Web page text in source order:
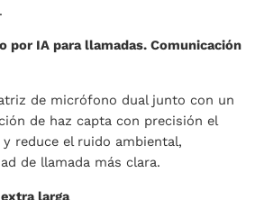
por IA para llamadas. Comunicación
de micrófono dual junto con un
de haz capta con precisión el
reduce el ruido ambiental,
de llamada más clara.